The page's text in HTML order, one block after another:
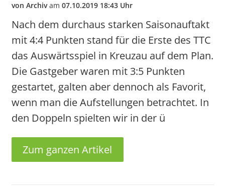
von Archivam 07.10.2019 18:43 Uhr
Nach dem durchaus starken Saisonauftakt
mit 4:4 Punkten stand für die Erste des TTC
das Auswärtsspiel in Kreuzau auf dem Plan.
Die Gastgeber waren mit 3:5 Punkten
gestartet, galten aber dennoch als Favorit,
wenn man die Aufstellungen betrachtet. In
den Doppeln spielten wir in der ü
Zum ganzen Artikel